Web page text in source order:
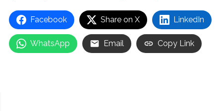
Facebook Share on X LinkedIn
WhatsApp Email Copy Link